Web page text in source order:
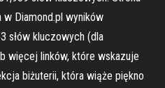
w Diamond.pl wyników
słów kluczowych (dla
więcej linków, które wskazuje
biżuterii, która wiąże piękno